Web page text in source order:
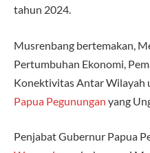
tahun 2024.
Musrenbang bertemakan,
Pertumbuhan Ekonomi,
Konektivitas Antar Wilayah
Papua Pegunungan yang
Penjabat Gubernur Papua